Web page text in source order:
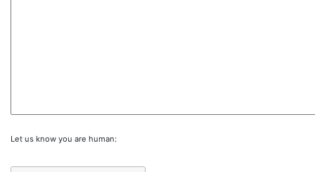
Let us know you are human: